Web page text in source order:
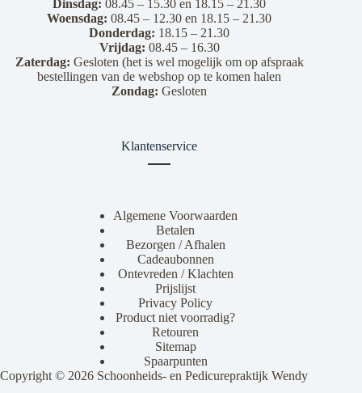
Dinsdag: 08.45 – 15.30 en 18.15 – 21.30
Woensdag: 08.45 – 12.30 en 18.15 – 21.30
Donderdag: 18.15 – 21.30
Vrijdag: 08.45 – 16.30
Zaterdag: Gesloten (het is wel mogelijk om op afspraak
bestellingen van de webshop op te komen halen
Zondag: Gesloten
Klantenservice
Algemene Voorwaarden
Betalen
Bezorgen / Afhalen
Cadeaubonnen
Ontevreden / Klachten
Prijslijst
Privacy Policy
Product niet voorradig?
Retouren
Sitemap
Spaarpunten
Copyright © 2026 Schoonheids- en Pedicurepraktijk Wendy